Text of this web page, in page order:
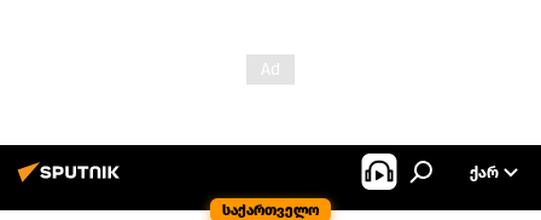
საქართველო
ᲥᲐᲠ